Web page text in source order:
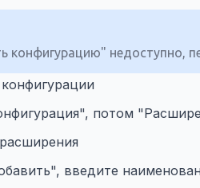
конфигурацию" недоступно,
потом
введите